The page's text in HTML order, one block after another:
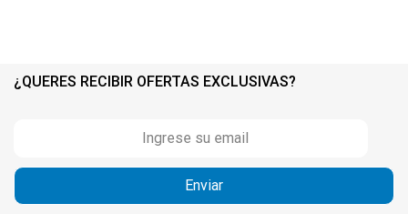
¿QUERES RECIBIR OFERTAS EXCLUSIVAS?